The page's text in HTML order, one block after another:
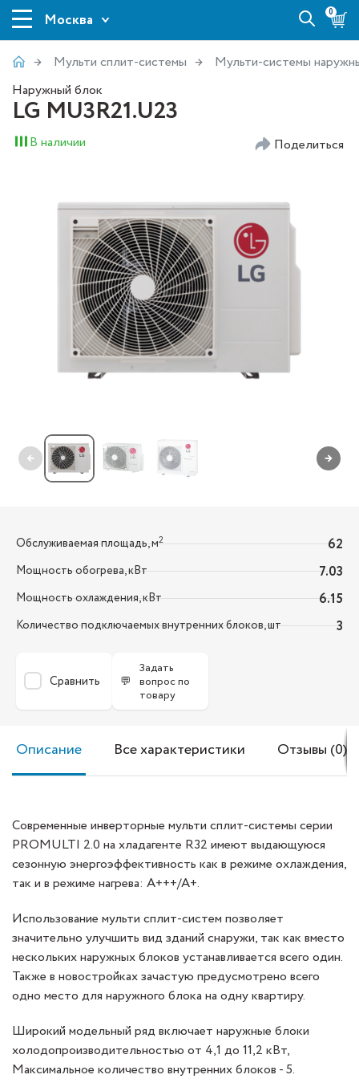
Москва 0
Мульти сплит-системы
Мульти-системы
Наружный блок
LG MU3R21.U23
В наличии Поделиться
← →
Обслуживаемая площадь, м2 62
Мощность обогрева, кВт 7.03
Мощность охлаждения, кВт 6.15
Количество подключаемых внутренних блоков, шт 3
Сравнить 💬
Задать
вопрос по
товару
Описание Все характеристики Отзывы (0)
Современные инверторные мульти сплит-системы серии
PROMULTI 2.0 на хладагенте R32 имеют выдающуюся
сезонную энергоэффективность как в режиме охлаждения,
так и в режиме нагрева: А+++/A+.
Использование мульти сплит-систем позволяет
значительно улучшить вид зданий снаружи, так как вместо
нескольких наружных блоков устанавливается всего один.
Также в новостройках зачастую предусмотрено всего
одно место для наружного блока на одну квартиру.
Широкий модельный ряд включает наружные блоки
холодопроизводительностью от 4,1 до 11,2 кВт,
Максимальное количество внутренних блоков - 5.